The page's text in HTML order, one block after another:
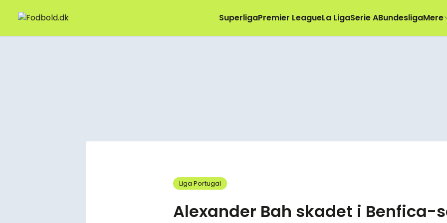
SuperligaPremier LeagueLa LigaSerie ABundesligaMere
Liga Portugal
Alexander Bah skadet i Benfica-